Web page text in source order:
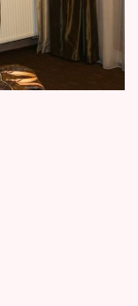
potravu také
stojí.